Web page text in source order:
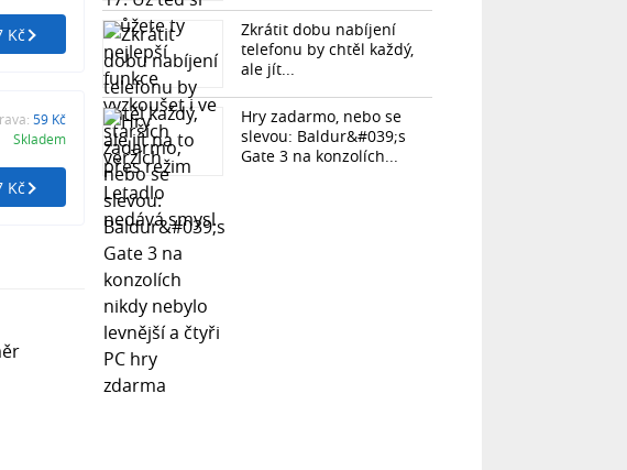
Kč
59 Kč
Skladem
Kč
Zkrátit dobu nabíjení
telefonu by chtěl každý,
ale jít...
Hry zadarmo, nebo se
slevou: Baldur&#039;s
Gate 3 na konzolích...